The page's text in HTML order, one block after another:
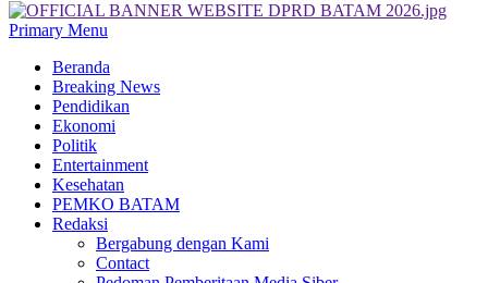
Primary Menu
Beranda
Breaking News
Pendidikan
Ekonomi
Politik
Entertainment
Kesehatan
PEMKO BATAM
Redaksi
Bergabung dengan Kami
Contact